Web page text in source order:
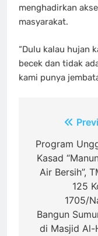
menghadirkan
masyarakat.
“Dulu kalau hujan
becek dan tidak
kami punya
Navigasi
pos
Program
Kasad
Air Bersih”,
125
1705/
Bangun
di Masjid Al-